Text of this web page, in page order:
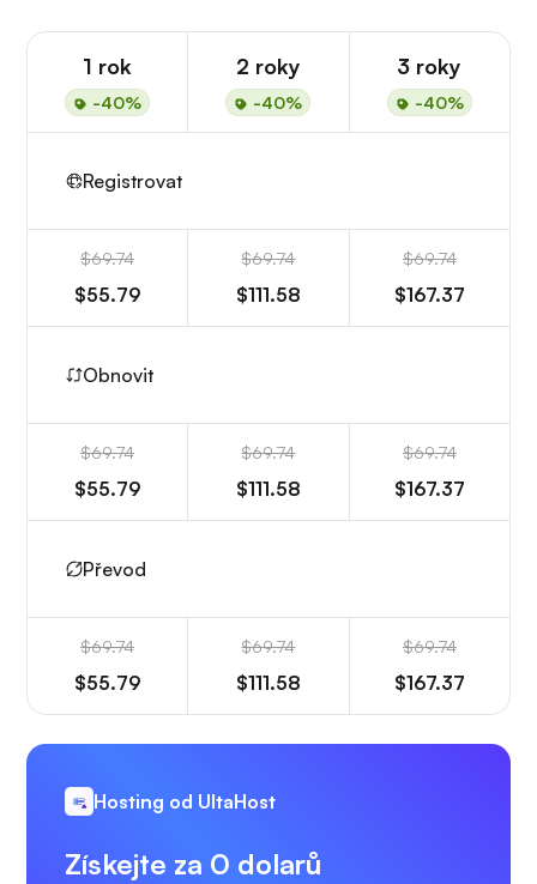
1 rok
-40%
2 roky
-40%
3 roky
-40%
Registrovat
$69.74
$55.79
$69.74
$111.58
$69.74
$167.37
Obnovit
$69.74
$55.79
$69.74
$111.58
$69.74
$167.37
Převod
$69.74
$55.79
$69.74
$111.58
$69.74
$167.37
Hosting od UltaHost
Získejte za 0 dolarů